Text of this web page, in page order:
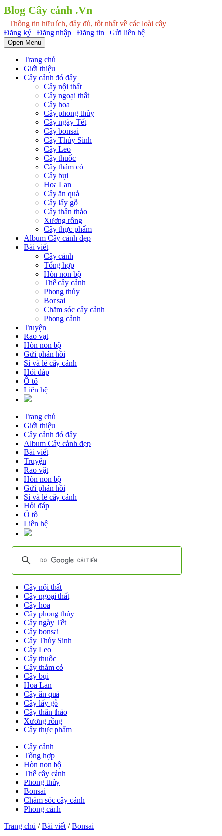
Blog Cây cảnh .Vn
Thông tin hữu ích, đầy đủ, tốt nhất về các loài cây
Đăng ký | Đăng nhập | Đăng tin | Gửi liên hệ
Open Menu
Trang chủ
Giới thiệu
Cây cảnh đó đây
Cây nội thất
Cây ngoại thất
Cây hoa
Cây phong thủy
Cây ngày Tết
Cây bonsai
Cây Thủy Sinh
Cây Leo
Cây thuốc
Cây thảm cỏ
Cây bụi
Hoa Lan
Cây ăn quả
Cây lấy gỗ
Cây thân thảo
Xương rồng
Cây thực phẩm
Album Cây cảnh đẹp
Bài viết
Cây cảnh
Tổng hợp
Hòn non bộ
Thế cây cảnh
Phong thủy
Bonsai
Chăm sóc cây cảnh
Phong cảnh
Truyện
Rao vặt
Hòn non bộ
Gửi phản hồi
Sỉ và lẻ cây cảnh
Hỏi đáp
Ô tô
Liên hệ
Trang chủ
Giới thiệu
Cây cảnh đó đây
Album Cây cảnh đẹp
Bài viết
Truyện
Rao vặt
Hòn non bộ
Gửi phản hồi
Sỉ và lẻ cây cảnh
Hỏi đáp
Ô tô
Liên hệ
Cây nội thất
Cây ngoại thất
Cây hoa
Cây phong thủy
Cây ngày Tết
Cây bonsai
Cây Thủy Sinh
Cây Leo
Cây thuốc
Cây thảm cỏ
Cây bụi
Hoa Lan
Cây ăn quả
Cây lấy gỗ
Cây thân thảo
Xương rồng
Cây thực phẩm
Cây cảnh
Tổng hợp
Hòn non bộ
Thế cây cảnh
Phong thủy
Bonsai
Chăm sóc cây cảnh
Phong cảnh
Trang chủ /Bài viết /Bonsai